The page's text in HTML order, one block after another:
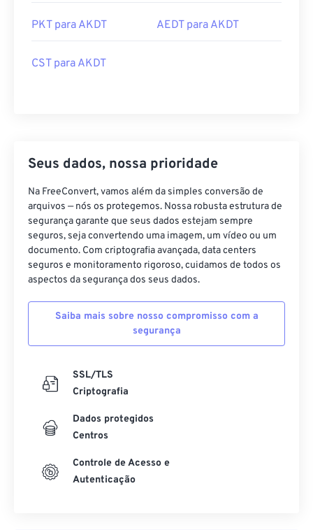
PKT para AKDT AEDT para AKDT
CST para AKDT
Seus dados, nossa prioridade
Na FreeConvert, vamos além da simples conversão de
arquivos — nós os protegemos. Nossa robusta estrutura de
segurança garante que seus dados estejam sempre
seguros, seja convertendo uma imagem, um vídeo ou um
documento. Com criptografia avançada, data centers
seguros e monitoramento rigoroso, cuidamos de todos os
aspectos da segurança dos seus dados.
Saiba mais sobre nosso compromisso com a
segurança
SSL/TLS
Criptografia
Dados protegidos
Centros
Controle de Acesso e
Autenticação